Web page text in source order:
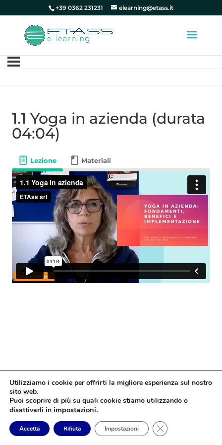
+39 0362 231231 elearning@etass.it
1.1 Yoga in azienda (durata
04:04)
Lezione Materiali
Utilizziamo i cookie per offrirti la migliore esperienza sul nostro
sito web.
Puoi scoprire di più su quali cookie stiamo utilizzando o
disattivarli in impostazioni.
Accetta Rifiuta Impostazioni Close GDPR